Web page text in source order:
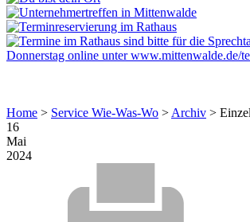
Home > Service Wie-Was-Wo >Archiv >
16
Mai
2024